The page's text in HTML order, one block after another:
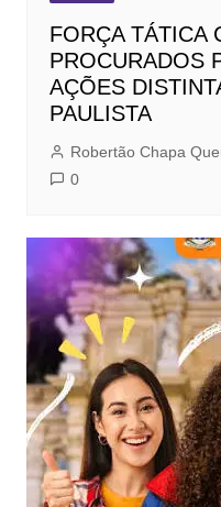
FORÇA TÁTICA
PROCURADOS
AÇÕES
PAULISTA
Robertão Chapa
0